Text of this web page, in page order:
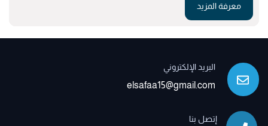
معرفة المزيد
البريد الإلكتروني
elsafaa15@gmail.com
إتصل بنا